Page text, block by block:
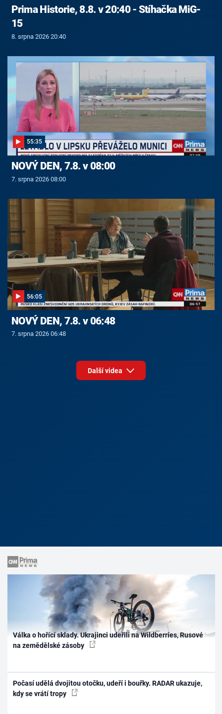
Prima Historie, 8.8. v 20:40 - Stíhačka MiG-
15
8. srpna 2026 20:40
55:35
NOVÝ DEN, 7.8. v 08:00
7. srpna 2026 08:00
56:05
NOVÝ DEN, 7.8. v 06:48
7. srpna 2026 06:48
Další videa
Válka o hořící sklady. Ukrajinci udeřili na Wildberries, Rusové
na zemědělské zásoby
Počasí udělá dvojitou otočku, udeří i bouřky. RADAR ukazuje,
kdy se vrátí tropy